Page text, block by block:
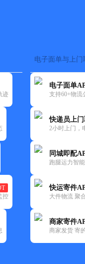
迹
控
电子面单与上门
电子面单
支持60+物流
快递员上
2小时上门，
同城即配
跑腿运力智
快运寄件
大件物流 聚
商家寄件
商家发货 寄
快递网
快递时效